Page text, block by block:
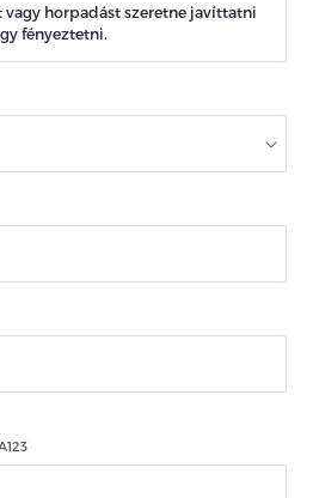
vagy horpadást szeretne javíttatni
fényeztetni.